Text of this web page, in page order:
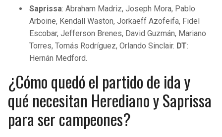
Saprissa: Abraham Madriz, Joseph Mora, Pablo
Arboine, Kendall Waston, Jorkaeff Azofeifa, Fidel
Escobar, Jefferson Brenes, David Guzmán, Mariano
Torres, Tomás Rodríguez, Orlando Sinclair. DT:
Hernán Medford.
¿Cómo quedó el partido de ida y
qué necesitan Herediano y Saprissa
para ser campeones?